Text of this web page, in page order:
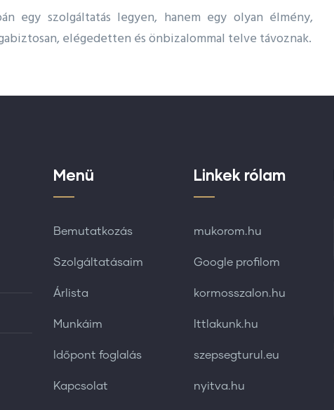
egy szolgáltatás legyen, hanem egy olyan élmény,
elégedetten és önbizalommal telve távoznak.
Menü
Bemutatkozás
Szolgáltatásaim
Árlista
Munkáim
Időpont foglalás
Kapcsolat
Linkek rólam
mukorom.hu
Google profilom
kormosszalon.hu
Ittlakunk.hu
szepsegturul.eu
nyitva.hu